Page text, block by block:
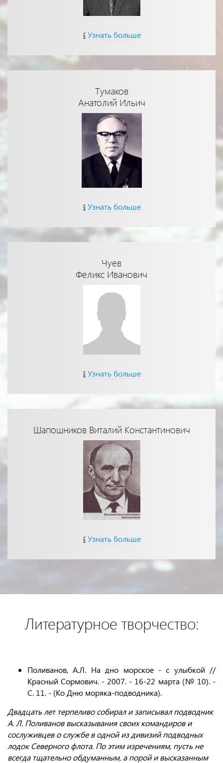
Узнать больше
Тумаков
Анатолий Ильич
Узнать больше
Чуев
Феликс Иванович
Узнать больше
Шапошников Виталий Константинович
Узнать больше
Литературное творчество:
Поливанов, А.Л. На дно морское - с улыбкой //
Красный Сормович. - 2007. - 16-22 марта (№ 10). -
С. 11. - (Ко Дню моряка-подводника).
Двадцать лет терпеливо собирал и записывал подводник
А. Л. Поливанов высказывания своих командиров и
сослуживцев о службе в одной из дивизий подводных
лодок Северного флота. По этим изречениям, пусть не
всегда тщательно обдуманным, а порой и высказанным